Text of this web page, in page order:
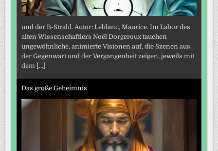
und der B-Strahl. Autor: Leblanc, Maurice. Im Labor des
alten Wissenschaftlers Noël Dorgeroux tauchen
ungewöhnliche, animierte Visionen auf, die Szenen aus
der Gegenwart und der Vergangenheit zeigen, jeweils mit
dem
[...]
Das große Geheimnis